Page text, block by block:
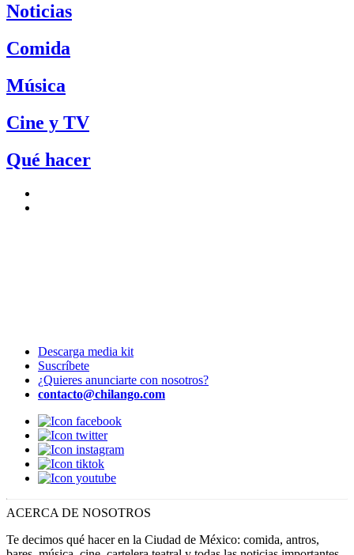
Noticias
Comida
Música
Cine y TV
Qué hacer
Descarga media kit
Suscríbete
¿Quieres anunciarte con nosotros?
contacto@chilango.com
ACERCA DE NOSOTROS
Te decimos qué hacer en la Ciudad de México: comida, antros,